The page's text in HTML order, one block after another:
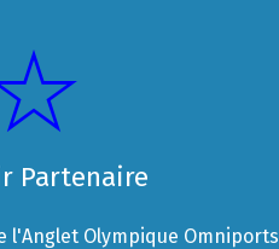
Partenaire
l'Anglet Olympique Omniports